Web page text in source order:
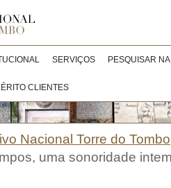
SERVIÇOS PESQUISAR
CLIENTES
Nacional Torre do Tombo
uma sonoridade